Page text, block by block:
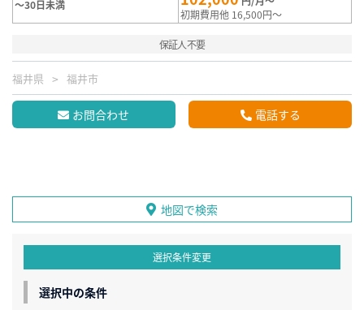
～30日未満
初期費用他 16,500円～
保証人不要
福井県 福井市
お問合わせ 電話する
地図で検索
選択条件変更
選択中の条件